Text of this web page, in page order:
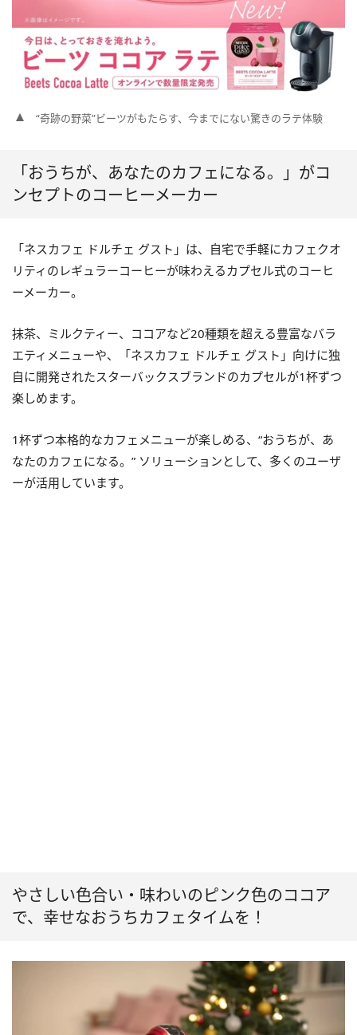
“奇跡の野菜”ビーツがもたらす、今までにない驚きのラテ体験
「おうちが、あなたのカフェになる。」がコ
ンセプトのコーヒーメーカー
「ネスカフェ ドルチェ グスト」は、自宅で手軽にカフェクオ
リティのレギュラーコーヒーが味わえるカプセル式のコーヒ
ーメーカー。
抹茶、ミルクティー、ココアなど20種類を超える豊富なバラ
エティメニューや、「ネスカフェ ドルチェ グスト」向けに独
自に開発されたスターバックスブランドのカプセルが1杯ずつ
楽しめます。
1杯ずつ本格的なカフェメニューが楽しめる、“おうちが、あ
なたのカフェになる。” ソリューションとして、多くのユーザ
ーが活用しています。
やさしい色合い・味わいのピンク色のココア
で、幸せなおうちカフェタイムを！